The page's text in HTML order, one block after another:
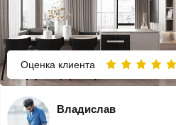
Оценка клиента
Владислав